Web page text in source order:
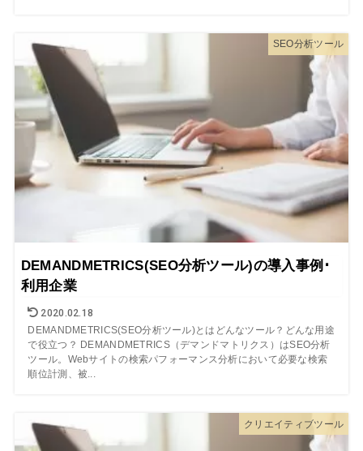
SEO分析ツール
DEMANDMETRICS(SEO分析ツール)の導入事例･
利用企業
2020.02.18
DEMANDMETRICS(SEO分析ツール)とはどんなツール？どんな用途
で役立つ？ DEMANDMETRICS（デマンドマトリクス）はSEO分析
ツール。Webサイトの検索パフォーマンス分析において必要な検索
順位計測、被...
クリエイティブツール